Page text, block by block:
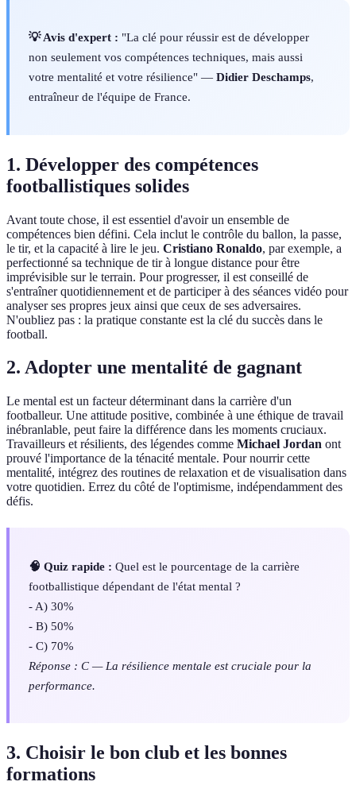
💡 Avis d'expert : "La clé pour réussir est de développer
non seulement vos compétences techniques, mais aussi
votre mentalité et votre résilience" — Didier Deschamps,
entraîneur de l'équipe de France.
1. Développer des compétences
footballistiques solides
Avant toute chose, il est essentiel d'avoir un ensemble de
compétences bien défini. Cela inclut le contrôle du ballon, la passe,
le tir, et la capacité à lire le jeu. Cristiano Ronaldo, par exemple, a
perfectionné sa technique de tir à longue distance pour être
imprévisible sur le terrain. Pour progresser, il est conseillé de
s'entraîner quotidiennement et de participer à des séances vidéo pour
analyser ses propres jeux ainsi que ceux de ses adversaires.
N'oubliez pas : la pratique constante est la clé du succès dans le
football.
2. Adopter une mentalité de gagnant
Le mental est un facteur déterminant dans la carrière d'un
footballeur. Une attitude positive, combinée à une éthique de travail
inébranlable, peut faire la différence dans les moments cruciaux.
Travailleurs et résilients, des légendes comme Michael Jordan ont
prouvé l'importance de la ténacité mentale. Pour nourrir cette
mentalité, intégrez des routines de relaxation et de visualisation dans
votre quotidien. Errez du côté de l'optimisme, indépendamment des
défis.
🧠 Quiz rapide : Quel est le pourcentage de la carrière
footballistique dépendant de l'état mental ?
- A) 30%
- B) 50%
- C) 70%
Réponse : C — La résilience mentale est cruciale pour la
performance.
3. Choisir le bon club et les bonnes
formations